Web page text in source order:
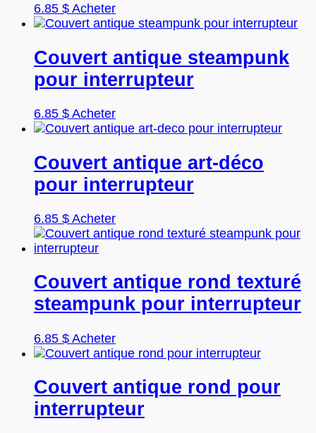
choisies
la
page
du
6.85 $ AcheterCe
produit
plusieurs
variations.
Les
peuvent
être
sur
la
page
produit
Couvert antique steampunk
pour interrupteur
6.85 $ AcheterCe
produit
plusieurs
variations.
Les
peuvent
être
la
page
du
Couvert antique art-déco
pour interrupteur
6.85 $ AcheterCe
produit
variations.
Les
options
être
choisies
la
page
du
Couvert antique rond texturé
steampunk pour interrupteur
6.85 $ AcheterCe
produit
plusieurs
variations.
Les
Couvert antique rond pour
interrupteur